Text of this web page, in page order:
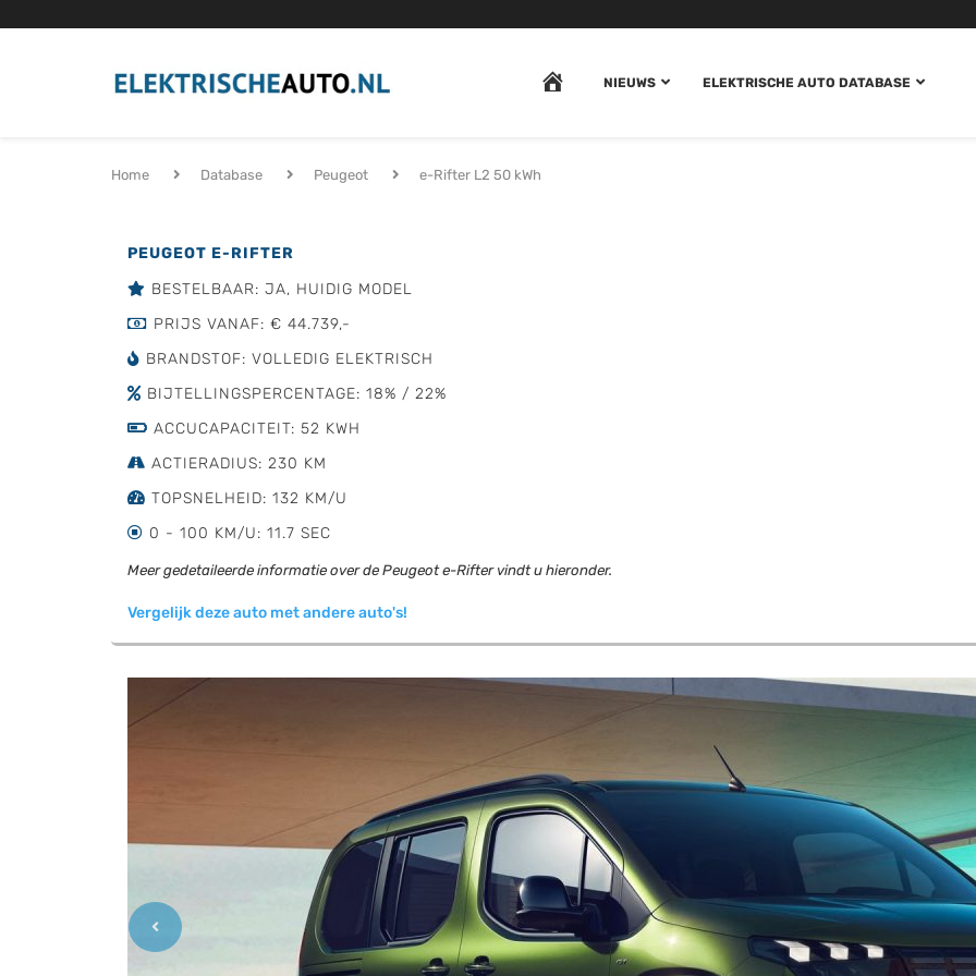
HOMENIEUWS ELEKTRISCHE AUTO DATABASE
Home Database Peugeot e-Rifter L2 50 kWh
PEUGEOT E-RIFTER
BESTELBAAR: JA, HUIDIG MODEL
PRIJS VANAF: € 44.739,-
BRANDSTOF: VOLLEDIG ELEKTRISCH
BIJTELLINGSPERCENTAGE: 18% / 22%
ACCUCAPACITEIT: 52 KWH
ACTIERADIUS: 230 KM
TOPSNELHEID: 132 KM/U
0 - 100 KM/U: 11.7 SEC
Meer gedetaileerde informatie over de Peugeot e-Rifter vindt u hieronder.
Vergelijk deze auto met andere auto's!
Previous